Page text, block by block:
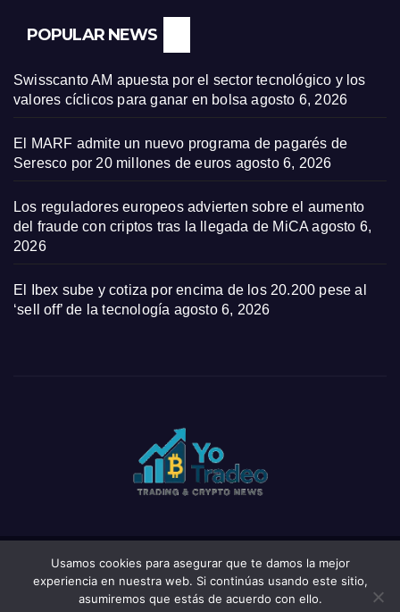
POPULAR NEWS
Swisscanto AM apuesta por el sector tecnológico y los
valores cíclicos para ganar en bolsa agosto 6, 2026
El MARF admite un nuevo programa de pagarés de
Seresco por 20 millones de euros agosto 6, 2026
Los reguladores europeos advierten sobre el aumento
del fraude con criptos tras la llegada de MiCA agosto 6,
2026
El Ibex sube y cotiza por encima de los 20.200 pese al
‘sell off’ de la tecnología agosto 6, 2026
Funciona gracias a WordPress|Tema: News Click deThemeansar
Usamos cookies para asegurar que te damos la mejor
experiencia en nuestra web. Si continúas usando este sitio,
asumiremos que estás de acuerdo con ello.